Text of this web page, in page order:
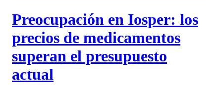
Preocupación en Iosper: los
precios de medicamentos
superan el presupuesto
actual